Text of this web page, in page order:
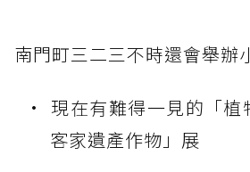
南門町三二三不時還會舉辦
現在有難得一見的「植
客家遺產作物」展